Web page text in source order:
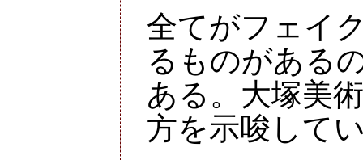
全てがフェイ
るものがある
ある。大塚美
方を示唆して